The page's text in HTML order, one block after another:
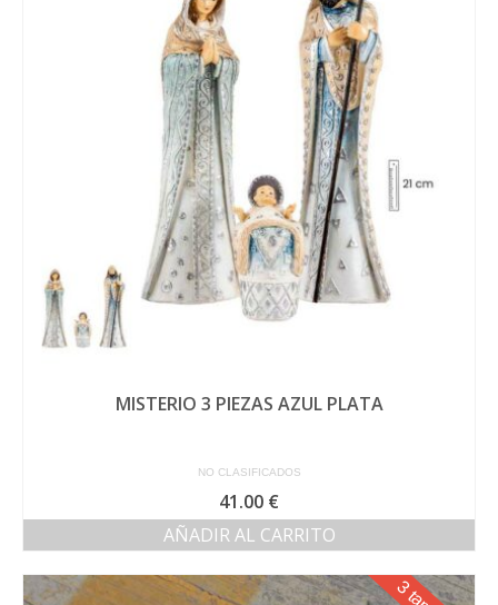
MISTERIO 3 PIEZAS AZUL PLATA
NO CLASIFICADOS
41.00 €
AÑADIR AL CARRITO